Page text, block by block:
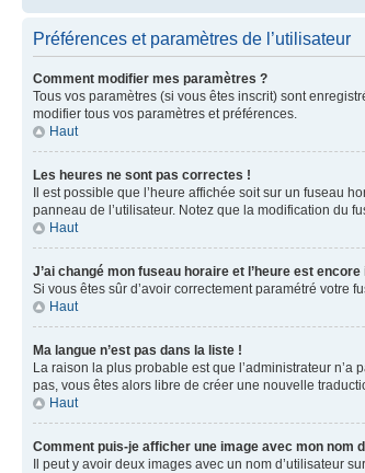
Préférences et paramètres de l’utilisateur
Comment modifier mes paramètres ?
Tous vos paramètres (si vous êtes inscrit) sont
modifier tous vos paramètres et préférences.
Haut
Les heures ne sont pas correctes !
Il est possible que l’heure affichée soit sur un fuseau
panneau de l’utilisateur. Notez que la modification du
Haut
J’ai changé mon fuseau horaire et l’heure est
Si vous êtes sûr d’avoir correctement paramétré votre
Haut
Ma langue n’est pas dans la liste !
La raison la plus probable est que l’administrateur
pas, vous êtes alors libre de créer une nouvelle
Haut
Comment puis-je afficher une image avec mon nom
Il peut y avoir deux images avec un nom d’utilisateur